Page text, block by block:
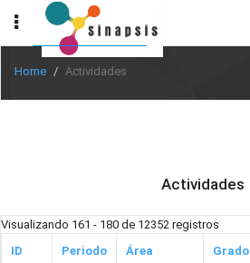
Home Actividades
Actividades
Visualizando 161 - 180 de 12352 registros
ID
Periodo Área Grado